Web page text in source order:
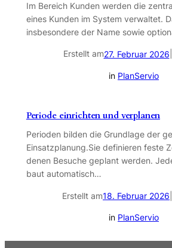
Im Bereich Kunden werden die
eines Kunden im System verwaltet.
insbesondere der Name sowie
Erstellt am27. Februar 2026
in PlanServio
Periode einrichten und verplanen
Perioden bilden die Grundlage der
Einsatzplanung.Sie definieren feste
denen Besuche geplant werden.
baut automatisch…
Erstellt am18. Februar 2026
in PlanServio